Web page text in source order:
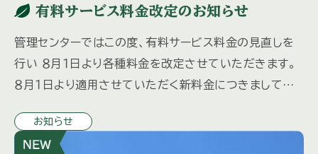
有料サービス料金改定のお知らせ
管理センターではこの度、有料サービス料金の見直しを
行い ８月１日より各種料金を改定させていただきます。
８月１日より適用させていただく新料金につきましては、
号」に同封さ […]
お知らせ